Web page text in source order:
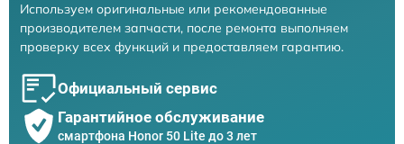
Используем оригинальные или рекомендованные
производителем запчасти, после ремонта выполняем
проверку всех функций и предоставляем гарантию.
Официальный сервис
Гарантийное обслуживание
смартфона Honor 50 Lite до 3 лет